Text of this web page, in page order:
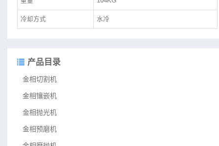
冷却方式 水冷
产品目录
金相切割机
金相镶嵌机
金相抛光机
金相预磨机